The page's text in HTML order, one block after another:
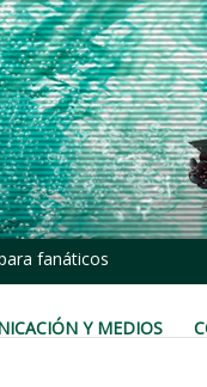
fanáticos
Y MEDIOS